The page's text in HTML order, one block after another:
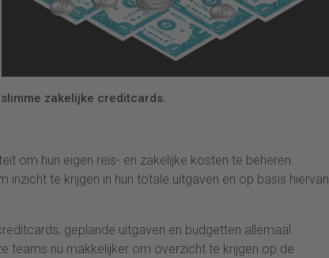
zakelijke creditcards.
om hun eigen reis- en zakelijke kosten te beheren.
inzicht te krijgen in hun totale uitgaven en op basis hiervan
geplande uitgaven en budgetten allemaal
teams nu makkelijker om overzicht te krijgen op de